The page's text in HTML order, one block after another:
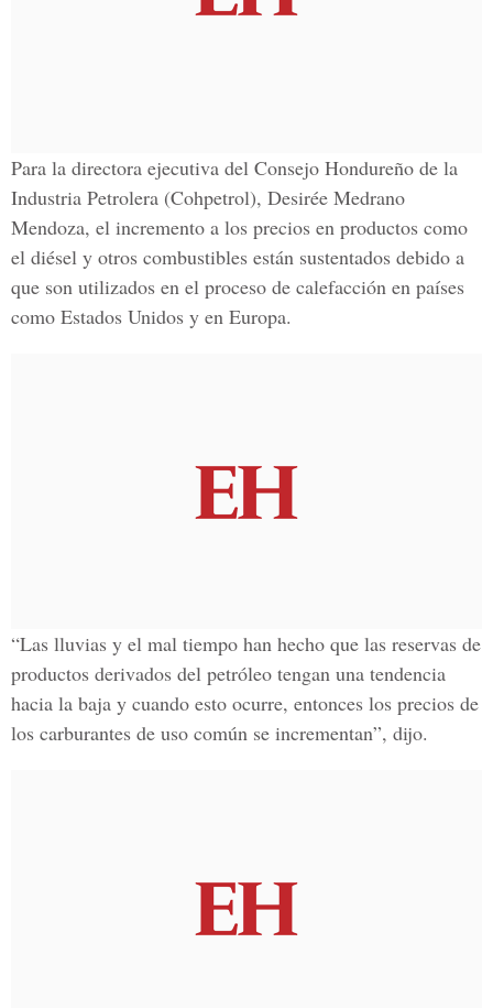
Para la directora ejecutiva del Consejo Hondureño de la
Industria Petrolera (Cohpetrol), Desirée Medrano
Mendoza, el incremento a los precios en productos como
el diésel y otros combustibles están sustentados debido a
que son utilizados en el proceso de calefacción en países
como Estados Unidos y en Europa.
“Las lluvias y el mal tiempo han hecho que las reservas de
productos derivados del petróleo tengan una tendencia
hacia la baja y cuando esto ocurre, entonces los precios de
los carburantes de uso común se incrementan”, dijo.